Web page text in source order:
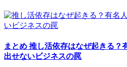
まとめ 推し活依存はなぜ起きる？
出せないビジネスの罠